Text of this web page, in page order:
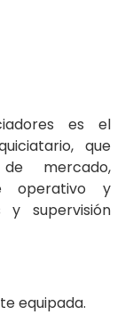
es el
que
mercado,
operativo y
y supervisión
equipada.